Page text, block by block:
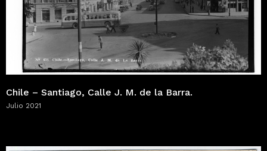
Chile – Santiago, Calle J. M. de la Barra.
Julio 2021